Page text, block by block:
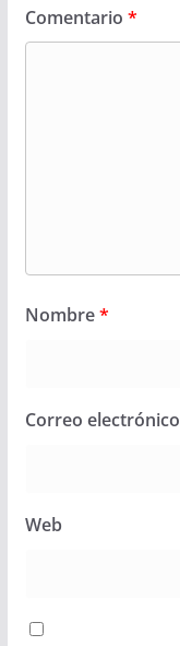
Comentario *
Nombre*
Correo electrónico
Web